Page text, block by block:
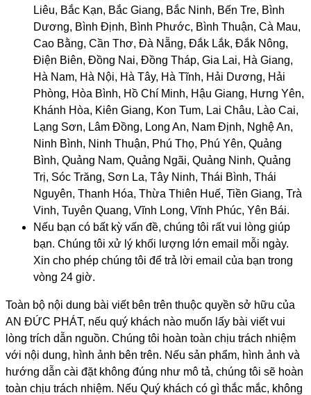
Liêu, Bắc Kạn, Bắc Giang, Bắc Ninh, Bến Tre, Bình
Dương, Bình Định, Bình Phước, Bình Thuận, Cà Mau,
Cao Bằng, Cần Thơ, Đà Nẵng, Đắk Lắk, Đắk Nông,
Điện Biên, Đồng Nai, Đồng Tháp, Gia Lai, Hà Giang,
Hà Nam, Hà Nội, Hà Tây, Hà Tĩnh, Hải Dương, Hải
Phòng, Hòa Bình, Hồ Chí Minh, Hậu Giang, Hưng Yên,
Khánh Hòa, Kiên Giang, Kon Tum, Lai Châu, Lào Cai,
Lạng Sơn, Lâm Đồng, Long An, Nam Định, Nghệ An,
Ninh Bình, Ninh Thuận, Phú Thọ, Phú Yên, Quảng
Bình, Quảng Nam, Quảng Ngãi, Quảng Ninh, Quảng
Trị, Sóc Trăng, Sơn La, Tây Ninh, Thái Bình, Thái
Nguyên, Thanh Hóa, Thừa Thiên Huế, Tiền Giang, Trà
Vinh, Tuyên Quang, Vĩnh Long, Vĩnh Phúc, Yên Bái.
Nếu bạn có bất kỳ vấn đề, chúng tôi rất vui lòng giúp
bạn. Chúng tôi xử lý khối lượng lớn email mỗi ngày.
Xin cho phép chúng tôi để trả lời email của bạn trong
vòng 24 giờ.
Toàn bộ nội dung bài viết bên trên thuộc quyền sở hữu của
AN ĐỨC PHÁT, nếu quý khách nào muốn lấy bài viết vui
lòng trích dẫn nguồn. Chúng tôi hoàn toàn chịu trách nhiệm
với nội dung, hình ảnh bên trên. Nếu sản phẩm, hình ảnh và
hướng dẫn cài đặt không đúng như mô tả, chúng tôi sẽ hoàn
toàn chịu trách nhiệm. Nếu Quý khách có gì thắc mắc, không